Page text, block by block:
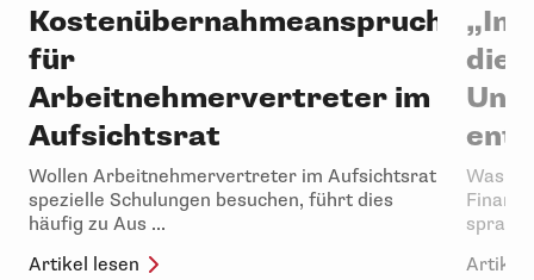
Kostenübernahmeanspruch
für
Arbeitnehmervertreter im
Aufsichtsrat
Wollen Arbeitnehmervertreter im Aufsichtsrat
spezielle Schulungen besuchen, führt dies
häufig zu Aus ...
Artikel lesen
„Im
die
Was
Artikel